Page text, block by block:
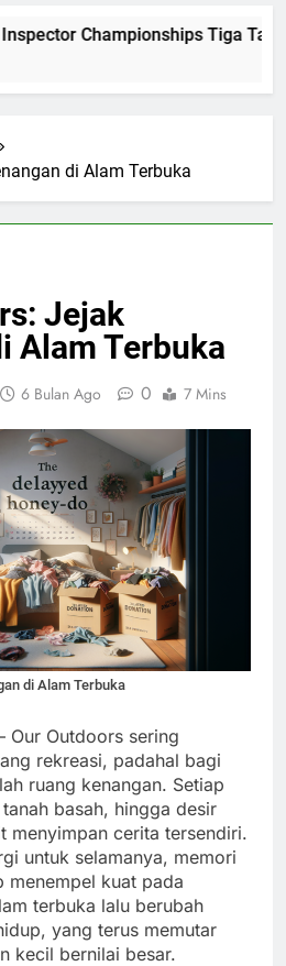
Championships Tiga Tahun
di Alam Terbuka
Jejak
Alam Terbuka
6 Bulan Ago 0 7 Mins
di Alam Terbuka
Our Outdoors sering
rekreasi, padahal bagi
ruang kenangan. Setiap
basah, hingga desir
menyimpan cerita tersendiri.
untuk selamanya, memori
menempel kuat pada
terbuka lalu berubah
yang terus memutar
kecil bernilai besar.